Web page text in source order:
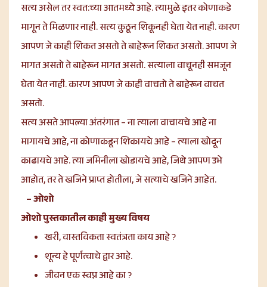
सत्य असेल तर स्वत:च्या आतमध्ये आहे. त्यामुळे इतर कोणाकडे
मागून ते मिळणार नाही. सत्य कुठून शिकूनही घेता येत नाही. कारण
आपण जे काही शिकत असतो ते बाहेरून शिकत असतो. आपण जे
मागत असतो ते बाहेरून मागत असतो. सत्याला वाचूनही समजून
घेता येत नाही. कारण आपण जे काही वाचतो ते बाहेरून वाचत
असतो.
सत्य असते आपल्या अंतरंगात – ना त्याला वाचायचे आहे ना
मागायचे आहे, ना कोणाकडून शिकायचे आहे – त्याला खोदून
काढायचे आहे. त्या जमिनीला खोडायचे आहे, जिथे आपण उभे
आहोत, तर ते खजिने प्राप्त होतीला, जे सत्याचे खजिने आहेत.
– ओशो
ओशो पुस्तकातील काही मुख्य विषय
खरी, वास्तविकता स्वतंत्रता काय आहे ?
शून्य हे पूर्णत्वाचे द्वार आहे.
जीवन एक स्वप्न आहे का ?